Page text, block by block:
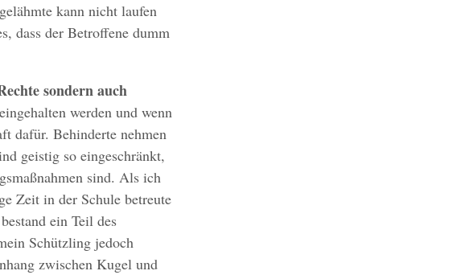
kann nicht laufen
dass der Betroffene dumm
sondern auch
werden und wenn
dafür. Behinderte nehmen
geistig so eingeschränkt,
sind. Als ich
Zeit in der Schule betreute
ein Teil des
Schützling jedoch
zwischen Kugel und